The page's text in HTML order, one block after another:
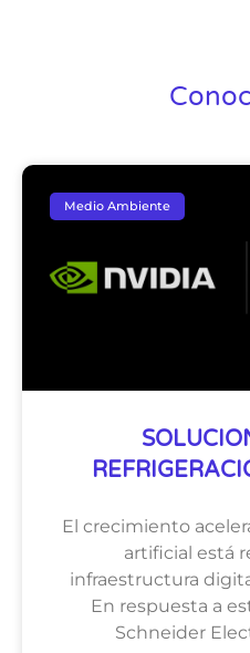
Medio Ambiente
El crecimiento
artificial está
infraestructura
En respuesta a
Schneider